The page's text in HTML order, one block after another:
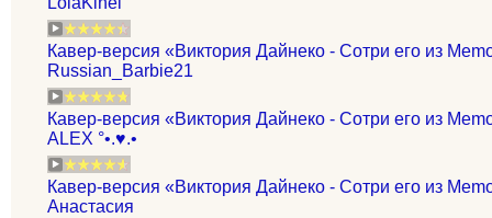
Кавер-версия «Виктория Дайнеко - Сотри его из
Russian_Barbie21
Кавер-версия «Виктория Дайнеко - Сотри его из
ALEX °•.♥.•
Кавер-версия «Виктория Дайнеко - Сотри его из
Анастасия